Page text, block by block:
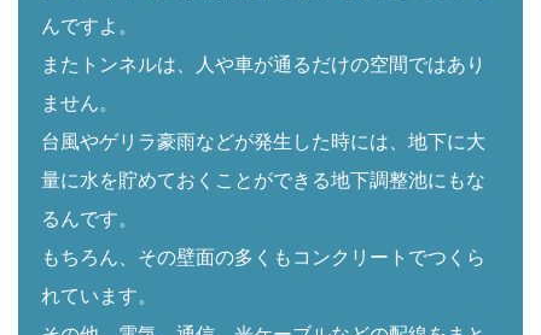
んですよ。
またトンネルは、人や車が通るだけの空間ではあり
ません。
台風やゲリラ豪雨などが発生した時には、地下に大
量に水を貯めておくことができる地下調整池にもな
るんです。
もちろん、その壁面の多くもコンクリートでつくら
れています。